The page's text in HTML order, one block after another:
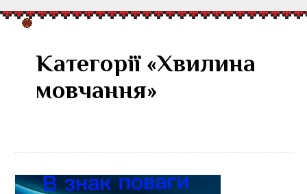
Категорії «Хвилина
мовчання»